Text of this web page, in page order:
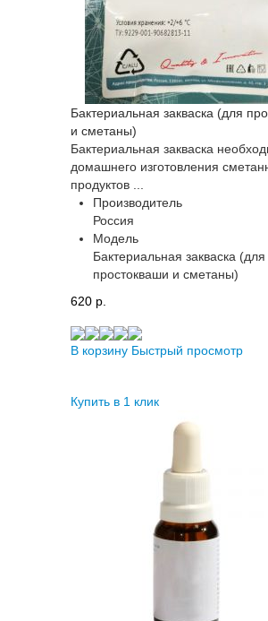
Бактериальная закваска (для
и сметаны)
Бактериальная закваска
домашнего изготовления
продуктов ...
Производитель
Россия
Модель
Бактериальная закваска (для
простокваши и сметаны)
620 p.
В корзину Быстрый просмотр
Купить в 1 клик